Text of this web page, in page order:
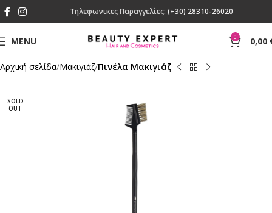
Τηλεφωνικες Παραγγελίες: (+30) 28310-26020
MENU 0 0,00
Αρχική σελίδα Mακιγιάζ Πινέλα Μακιγιάζ
SOLD
OUT